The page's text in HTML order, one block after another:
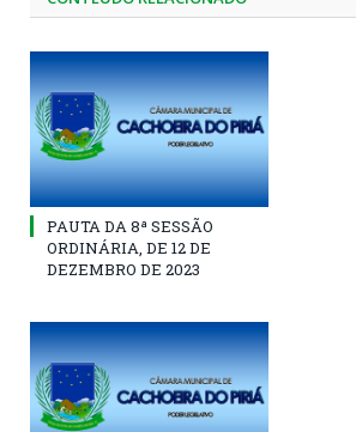
PAUTA DA 8ª SESSÃO
ORDINÁRIA, DE 12 DE
DEZEMBRO DE 2023